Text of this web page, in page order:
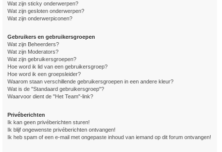
Wat zijn sticky onderwerpen?
Wat zijn gesloten onderwerpen?
Wat zijn onderwerpiconen?
Gebruikers en gebruikersgroepen
Wat zijn Beheerders?
Wat zijn Moderators?
Wat zijn gebruikersgroepen?
Hoe word ik lid van een gebruikersgroep?
Hoe word ik een groepsleider?
Waarom staan verschillende gebruikersgroepen in een andere kleur?
Wat is de "Standaard gebruikersgroep"?
Waarvoor dient de "Het Team"-link?
Privéberichten
Ik kan geen privéberichten sturen!
Ik blijf ongewenste privéberichten ontvangen!
Ik heb spam of een e-mail met ongepaste inhoud van iemand op dit forum ontvangen!